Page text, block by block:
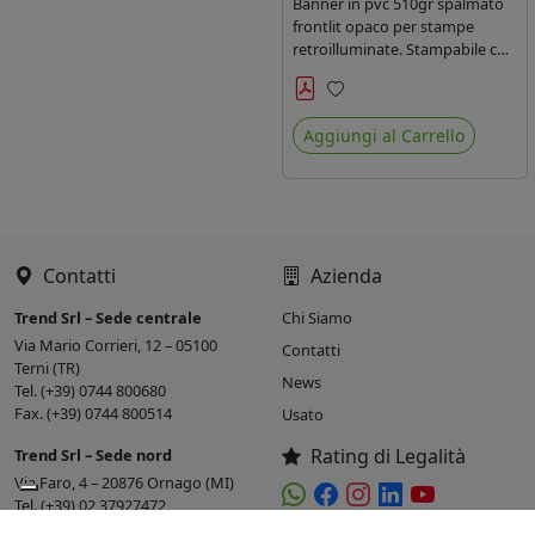
frontlit opaco per stampe
retroilluminate. Stampabile con
inchiostri solvente ed
ecosolvente, uv e latex. Densità
fili Dtex 1000X1000, fili 20X20.
Preferiti
Aggiungi al Carrello
Contatti
Trend Srl – Sede centrale
Via Mario Corrieri, 12 – 05100
Terni (TR)
Tel. (+39) 0744 800680
Fax. (+39) 0744 800514
Trend Srl – Sede nord
Via Faro, 4 – 20876 Ornago (MI)
Tel. (+39) 02 37927472
Azienda
Chi Siamo
Contatti
News
Usato
Rating di Legalità